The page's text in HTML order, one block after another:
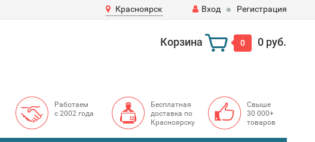
Красноярск Вход Регистрация
Корзина 0 0 руб.
Работаем
с 2002 года
Бесплатная
доставка по
Красноярску
Свыше
30 000+
товаров